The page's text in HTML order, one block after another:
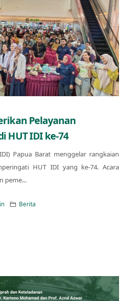
Pelayanan
HUT IDI ke-74
Papua Barat menggelar rangkaian
HUT IDI yang ke-74. Acara
peme...
Berita